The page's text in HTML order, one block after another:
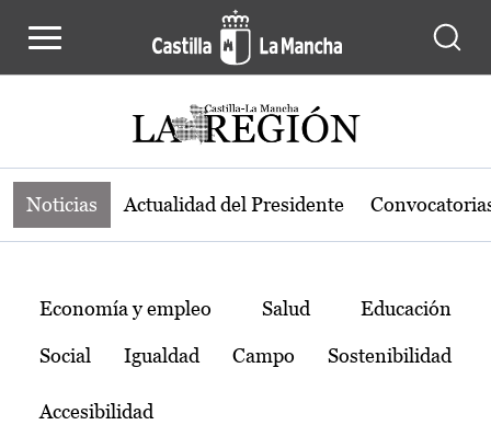
Noticias de la región de Castilla-La
Noticias Actualidad del Presidente
Temas
Economía y empleo Salud Educación
Social Igualdad Campo Sostenibilidad
Accesibilidad